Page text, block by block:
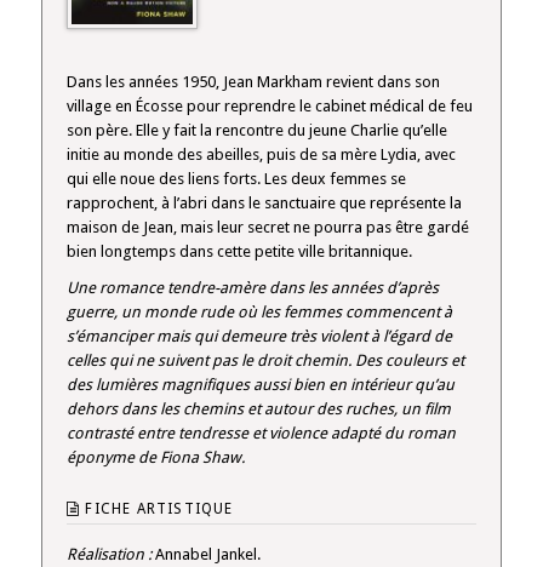
Dans les années 1950, Jean Markham revient dans son
village en Écosse pour reprendre le cabinet médical de feu
son père. Elle y fait la rencontre du jeune Charlie qu’elle
initie au monde des abeilles, puis de sa mère Lydia, avec
qui elle noue des liens forts. Les deux femmes se
rapprochent, à l’abri dans le sanctuaire que représente la
maison de Jean, mais leur secret ne pourra pas être gardé
bien longtemps dans cette petite ville britannique.
Une romance tendre-amère dans les années d’après
guerre, un monde rude où les femmes commencent à
s’émanciper mais qui demeure très violent à l’égard de
celles qui ne suivent pas le droit chemin. Des couleurs et
des lumières magnifiques aussi bien en intérieur qu’au
dehors dans les chemins et autour des ruches, un film
contrasté entre tendresse et violence adapté du roman
éponyme de Fiona Shaw.
FICHE ARTISTIQUE
Réalisation :Annabel Jankel.